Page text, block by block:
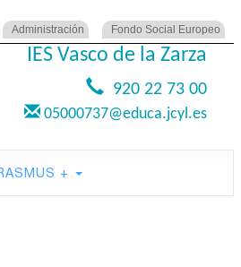
Administración Fondo Social Europeo
IES Vasco de la Zarza
920 22 73 00
05000737@educa.jcyl.es
+